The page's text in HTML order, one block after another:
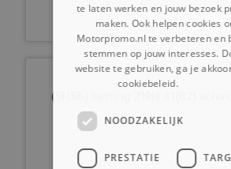
(5H5b) ketting 219H 41(82)
te laten werken en jouw bezoek
maken. Ook helpen cookies
Motorpromo.nl te verbeteren en
stemmen op jouw interesses.
website te gebruiken, ga je
cookiebeleid.
NOODZAKELIJK
PRESTATIE